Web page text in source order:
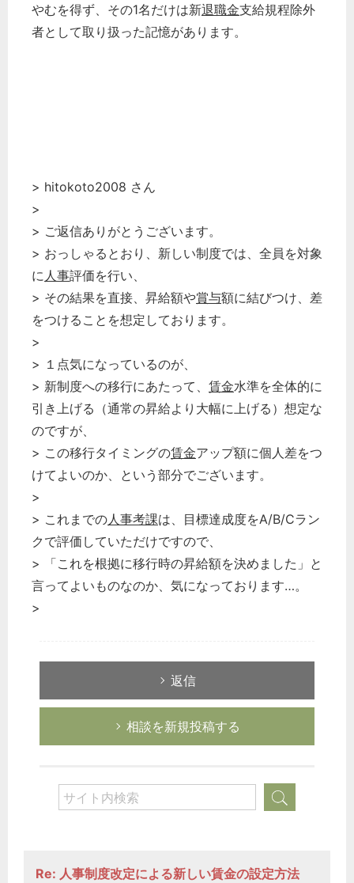
やむを得ず、その1名だけは新退職金支給規程除外
者として取り扱った記憶があります。
> hitokoto2008 さん
>
> ご返信ありがとうございます。
> おっしゃるとおり、新しい制度では、全員を対象
に人事評価を行い、
> その結果を直接、昇給額や賞与額に結びつけ、差
をつけることを想定しております。
>
> １点気になっているのが、
> 新制度への移行にあたって、 賃金水準を全体的に
引き上げる（通常の昇給より大幅に上げる）想定な
のですが、
> この移行タイミングの賃金アップ額に個人差をつ
けてよいのか、という部分でございます。
>
> これまでの人事考課は、目標達成度をA/B/Cラン
クで評価していただけですので、
> 「これを根拠に移行時の昇給額を決めました」と
言ってよいものなのか、気になっております…。
>
返信
相談を新規投稿する
Re: 人事制度改定による新しい賃金の設定方法